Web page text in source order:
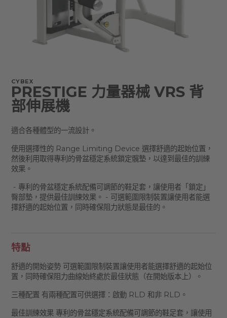
CYBEX
PRESTIGE 力量器械 VRS 背
部伸展機
適合各種體型的一流設計。
使用選擇性的 Range Limiting Device 選擇舒適的起始位置，
然後利用取得專利的骨盆穩定系統鎖定髖墊，以達到最佳的訓練
效果。
- 專利的骨盆穩定系統配備可調節的鞋足套，讓使用者「鎖定」
臀部墊，提供最佳訓練效果。 - 可選範圍限制裝置讓使用者能選
擇舒適的起始位置，同時確保阻力狀態是最佳的。
特點
舒適的開始姿勢 可選範圍限制裝置讓使用者能選擇舒適的起始位
置，同時確保阻力曲線始終處於最佳狀態（在開始版本上）。
三種配置 有兩種配置可供選擇：啟動 RLD 和非 RLD。
最佳訓練效果 專利的骨盆穩定系統配備可調節的鞋足套，讓使用